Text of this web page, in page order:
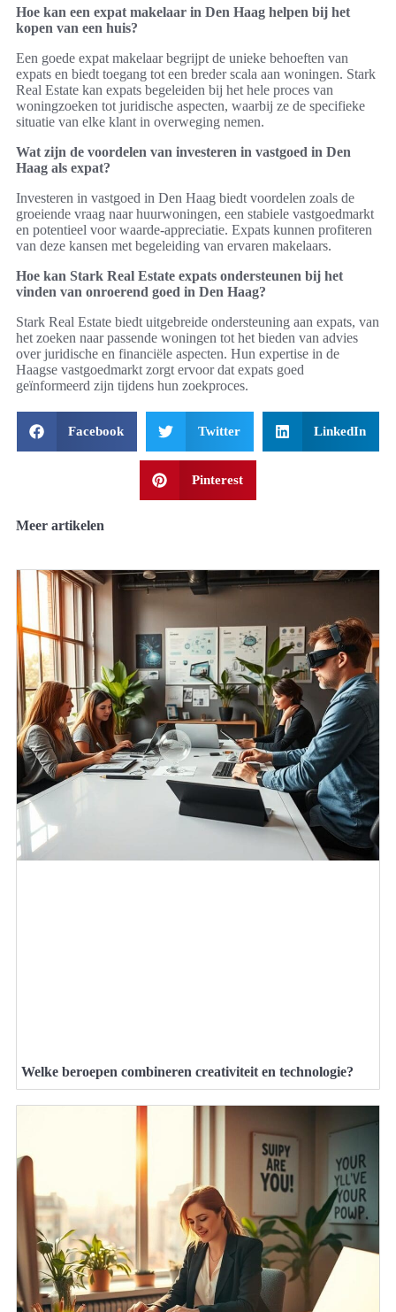
Hoe kan een expat makelaar in Den Haag helpen bij het
kopen van een huis?
Een goede expat makelaar begrijpt de unieke behoeften van
expats en biedt toegang tot een breder scala aan woningen. Stark
Real Estate kan expats begeleiden bij het hele proces van
woningzoeken tot juridische aspecten, waarbij ze de specifieke
situatie van elke klant in overweging nemen.
Wat zijn de voordelen van investeren in vastgoed in Den
Haag als expat?
Investeren in vastgoed in Den Haag biedt voordelen zoals de
groeiende vraag naar huurwoningen, een stabiele vastgoedmarkt
en potentieel voor waarde-appreciatie. Expats kunnen profiteren
van deze kansen met begeleiding van ervaren makelaars.
Hoe kan Stark Real Estate expats ondersteunen bij het
vinden van onroerend goed in Den Haag?
Stark Real Estate biedt uitgebreide ondersteuning aan expats, van
het zoeken naar passende woningen tot het bieden van advies
over juridische en financiële aspecten. Hun expertise in de
Haagse vastgoedmarkt zorgt ervoor dat expats goed
geïnformeerd zijn tijdens hun zoekproces.
Facebook Twitter LinkedIn
Pinterest
Meer artikelen
Welke beroepen combineren creativiteit en technologie?